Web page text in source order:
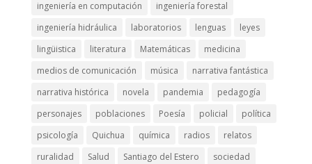
ingeniería en computación
ingeniería forestal
ingeniería hidráulica
laboratorios lenguas
leyes
lingüistica
literatura Matemáticas
medicina
medios de comunicación
música
narrativa fantástica
narrativa histórica
novela pandemia
pedagogía
personajes
poblaciones Poesía policial
política
psicología
Quichua química radios
relatos
ruralidad
Salud Santiago del Estero
sociedad